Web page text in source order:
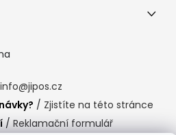
info@jipos.cz
/ Zjistíte na této stránce
/ Reklamační formulář